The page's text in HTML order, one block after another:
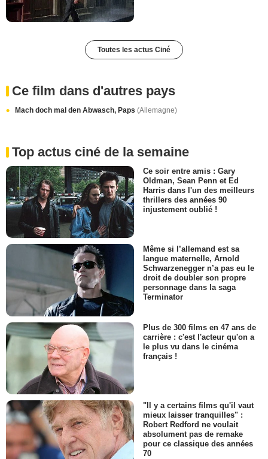
Toutes les actus Ciné
Ce film dans d'autres pays
Mach doch mal den Abwasch, Paps (Allemagne)
Top actus ciné de la semaine
Ce soir entre amis : Gary
Oldman, Sean Penn et Ed
Harris dans l'un des meilleurs
thrillers des années 90
injustement oublié !
Même si l’allemand est sa
langue maternelle, Arnold
Schwarzenegger n’a pas eu le
droit de doubler son propre
personnage dans la saga
Terminator
Plus de 300 films en 47 ans de
carrière : c'est l'acteur qu'on a
le plus vu dans le cinéma
français !
"Il y a certains films qu'il vaut
mieux laisser tranquilles" :
Robert Redford ne voulait
absolument pas de remake
pour ce classique des années
70